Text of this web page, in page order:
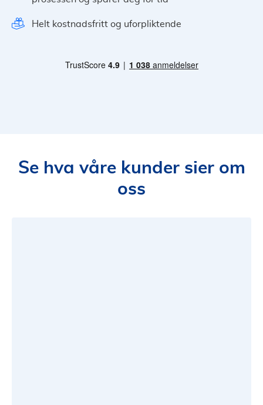
Helt kostnadsfritt og uforpliktende
Se hva våre kunder sier om
oss